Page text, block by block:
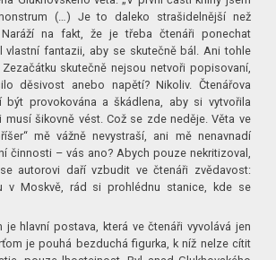
(…) Je to daleko strašidelnější než
Naráží na fakt, že je třeba čtenáři ponechat
vlastní fantazii, aby se skutečně bál. Ani tohle
skutečně nejsou netvoři popisovaní,
děsivost anebo napětí? Nikoliv. Čtenářova
být provokována a škádlena, aby si vytvořila
musí šikovně vést. Což se zde neděje. Věta ve
mě vážně nevystraší, ani mě nenavnadí
činnosti – vás ano? Abych pouze nekritizoval,
autorovi daří vzbudit ve čtenáři zvědavost:
v Moskvě, rád si prohlédnu stanice, kde se
je hlavní postava, která ve čtenáři vyvolává jen
je pouhá bezduchá figurka, k níž nelze cítit